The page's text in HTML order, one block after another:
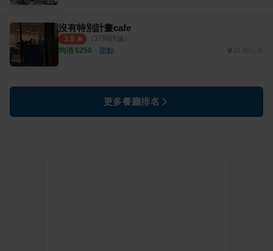
沒有特別計畫cafe
3.9 （ 37則評論）
均消 $250 ・ 甜點 31.98公里
更多餐廳排名